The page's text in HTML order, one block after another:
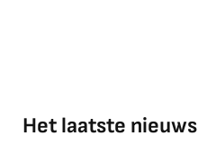
Het laatste nieuws